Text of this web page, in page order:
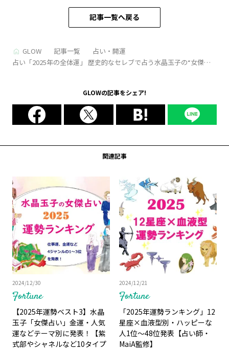
記事一覧へ戻る
GLOW 記事一覧
占い・開運
占い「2025年の全体運」 歴史的なセレブで占う水晶玉子の“女傑占
GLOWの記事をシェア!
関連記事
Fortune
2024/12/30
【2025年運勢ベスト3】水晶
玉子「女傑占い」金運・人気
運などテーマ別に発表！【紫
式部やシャネルなど10タイプ
Fortune
2024/12/21
「2025年運勢ランキング」12
星座×血液型別・ハッピーな
人1位～48位発表【占い師・
MaiA監修】